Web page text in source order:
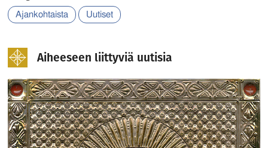
Ajankohtaista Uutiset
Aiheeseen liittyviä uutisia